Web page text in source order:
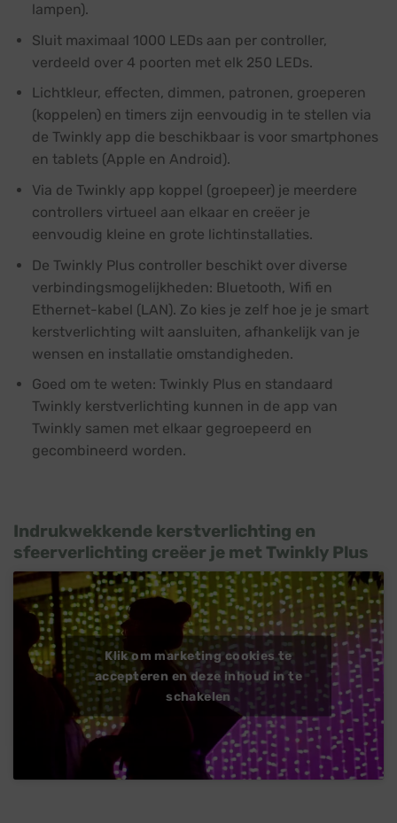
lampen).
Sluit maximaal 1000 LEDs aan per controller,
verdeeld over 4 poorten met elk 250 LEDs.
Lichtkleur, effecten, dimmen, patronen, groeperen
(koppelen) en timers zijn eenvoudig in te stellen via
de Twinkly app die beschikbaar is voor smartphones
en tablets (Apple en Android).
Via de Twinkly app koppel (groepeer) je meerdere
controllers virtueel aan elkaar en creëer je
eenvoudig kleine en grote lichtinstallaties.
De Twinkly Plus controller beschikt over diverse
verbindingsmogelijkheden: Bluetooth, Wifi en
Ethernet-kabel (LAN). Zo kies je zelf hoe je je smart
kerstverlichting wilt aansluiten, afhankelijk van je
wensen en installatie omstandigheden.
Goed om te weten: Twinkly Plus en standaard
Twinkly kerstverlichting kunnen in de app van
Twinkly samen met elkaar gegroepeerd en
gecombineerd worden.
Indrukwekkende kerstverlichting en
sfeerverlichting creëer je met Twinkly Plus
Klik om marketing cookies te
accepteren en deze inhoud in te
schakelen